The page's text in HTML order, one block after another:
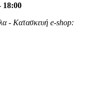
18:00
- Κατασκευή e-shop: